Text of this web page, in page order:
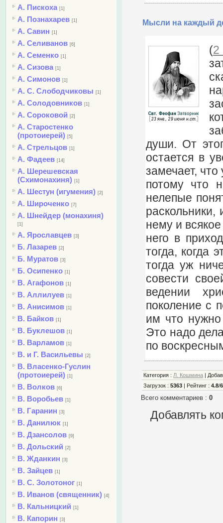
А. Пискоха [1]
А. Познахарев [1]
А. Савин [1]
А. Селиванов [6]
А. Семенко [1]
А. Сизова [1]
А. Симонов [1]
А. С. Слободчиковы [1]
А. Солодовников [1]
А. Сороковой [2]
А. Старостенко
(протоиерей) [5]
А. Стрельцов [1]
А. Фадеев [14]
А. Шерешевская
(Схимонахиня) [1]
А. Шестун (игумения) [2]
А. Широченко [7]
А. Шнейдер (монахиня)
[1]
А. Ярославцев [3]
Б. Лазарев [2]
Б. Муратов [3]
Б. Осипенко [1]
В. Агафонов [1]
В. Аллилуев [1]
В. Анисимов [1]
В. Байков [1]
В. Буклешов [1]
В. Варламов [1]
В. и Г. Васильевы [2]
В. Власенко-Гуслин
(протоиерей) [1]
В. Волков [6]
В. Воробьев [1]
В. Гаранин [3]
В. Данилюк [1]
В. Дзансолов [9]
В. Дольский [2]
В. Жданкин [3]
В. Зайцев [1]
В. С. Золотоног [1]
В. Иванов (священник) [4]
В. Кальницкий [1]
В. Капорин [3]
Мысли на каждый
(2
души. От
остается в
замечает, что
потому что
нелепые
нему и
него в
тогда, когда
тогда уж
совести
ведении
поколение с
им что
Это надо
по
Категория : Л. Кошмина
Загрузок :5363 Рейтинг :4.8/6
Всего комментариев :0
Добавлять